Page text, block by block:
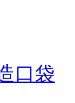
口袋